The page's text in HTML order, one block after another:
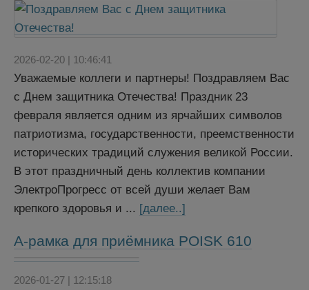
2026-02-20 | 10:46:41
Уважаемые коллеги и партнеры! Поздравляем Вас
с Днем защитника Отечества! Праздник 23
февраля является одним из ярчайших символов
патриотизма, государственности, преемственности
исторических традиций служения великой России.
В этот праздничный день коллектив компании
ЭлектроПрогресс от всей души желает Вам
крепкого здоровья и ... [далее..]
А-рамка для приёмника POISK 610
2026-01-27 | 12:15:18